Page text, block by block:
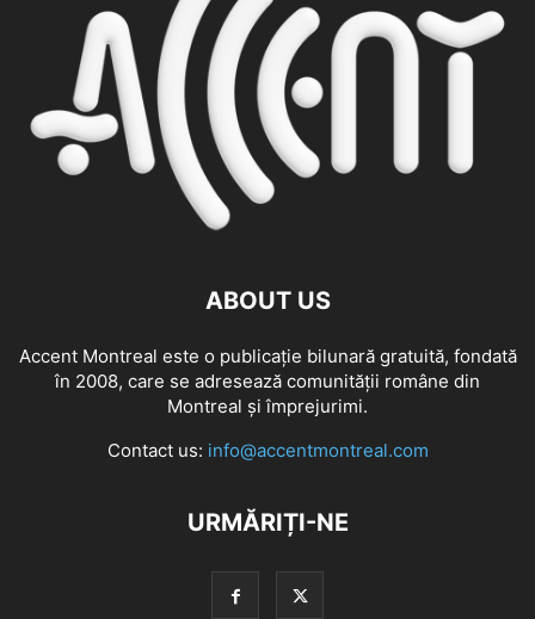
ABOUT US
Accent Montreal este o publicație bilunară gratuită, fondată
în 2008, care se adresează comunităţii române din
Montreal şi împrejurimi.
Contact us: info@accentmontreal.com
URMĂRIȚI-NE